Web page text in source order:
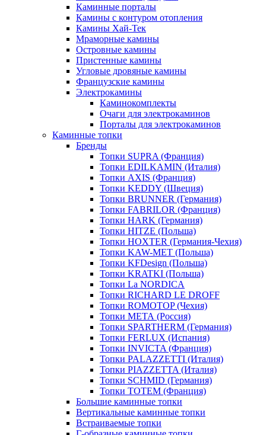
Каминные порталы
Камины с контуром отопления
Камины Хай-Тек
Мраморные камины
Островные камины
Пристенные камины
Угловые дровяные камины
Французские камины
Электрокамины
Каминокомплекты
Очаги для электрокаминов
Порталы для электрокаминов
Каминные топки
Бренды
Топки SUPRA (Франция)
Топки EDILKAMIN (Италия)
Топки AXIS (Франция)
Топки KEDDY (Швеция)
Топки BRUNNER (Германия)
Топки FABRILOR (Франция)
Топки HARK (Германия)
Топки HITZE (Польша)
Топки HOXTER (Германия-Чехия)
Топки KAW-MET (Польша)
Топки KFDesign (Польша)
Топки KRATKI (Польша)
Топки La NORDICA
Топки RICHARD LE DROFF
Топки ROMOTOP (Чехия)
Топки МЕТА (Россия)
Топки SPARTHERM (Германия)
Топки FERLUX (Испания)
Топки INVICTA (Франция)
Топки PALAZZETTI (Италия)
Топки PIAZZETTA (Италия)
Топки SCHMID (Германия)
Топки TOTEM (Франция)
Большие каминные топки
Вертикальные каминные топки
Встраиваемые топки